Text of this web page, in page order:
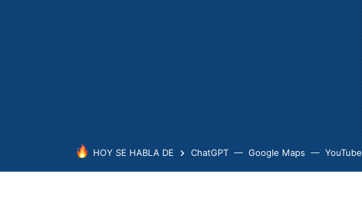
HOY SE HABLA DE ChatGPT Google Maps YouTube